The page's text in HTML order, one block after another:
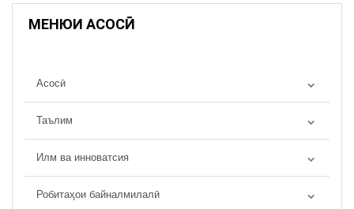
МЕНЮИ АСОСӢ
Асосӣ
Таълим
Илм ва инноватсия
Робитаҳои байналмилалӣ